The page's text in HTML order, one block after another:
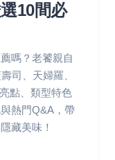
10間必
嗎？老饕親自
司、天婦羅、
點、類型特色
熱門Q&A，帶
藏美味！